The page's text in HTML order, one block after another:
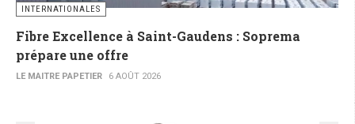
INTERNATIONALES
Fibre Excellence à Saint-Gaudens : Soprema
prépare une offre
LE MAITRE PAPETIER 6 AOÛT 2026